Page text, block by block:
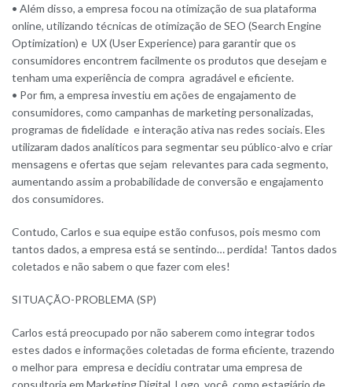
• Além disso, a empresa focou na otimização de sua plataforma
online, utilizando técnicas de otimização de SEO (Search Engine
Optimization) e UX (User Experience) para garantir que os
consumidores encontrem facilmente os produtos que desejam e
tenham uma experiência de compra agradável e eficiente.
• Por fim, a empresa investiu em ações de engajamento de
consumidores, como campanhas de marketing personalizadas,
programas de fidelidade e interação ativa nas redes sociais. Eles
utilizaram dados analíticos para segmentar seu público-alvo e criar
mensagens e ofertas que sejam relevantes para cada segmento,
aumentando assim a probabilidade de conversão e engajamento
dos consumidores.
Contudo, Carlos e sua equipe estão confusos, pois mesmo com
tantos dados, a empresa está se sentindo… perdida! Tantos dados
coletados e não sabem o que fazer com eles!
SITUAÇÃO-PROBLEMA (SP)
Carlos está preocupado por não saberem como integrar todos
estes dados e informações coletadas de forma eficiente, trazendo
o melhor para empresa e decidiu contratar uma empresa de
consultoria em Marketing Digital. Logo, você, como estagiário de